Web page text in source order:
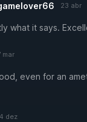
23 abr
what it says.
mar
even for an
dez